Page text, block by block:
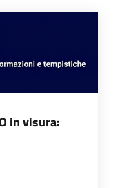
in visura: